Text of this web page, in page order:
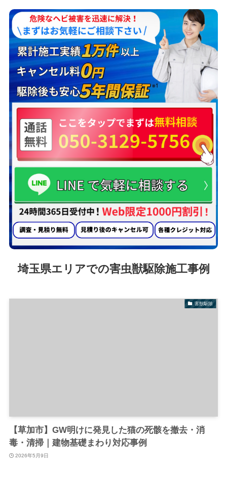
埼玉県エリアでの害虫獣駆除施工事例
害獣駆除
【草加市】GW明けに発見した猫の死骸を撤去・消
毒・清掃｜建物基礎まわり対応事例
2026年5月9日